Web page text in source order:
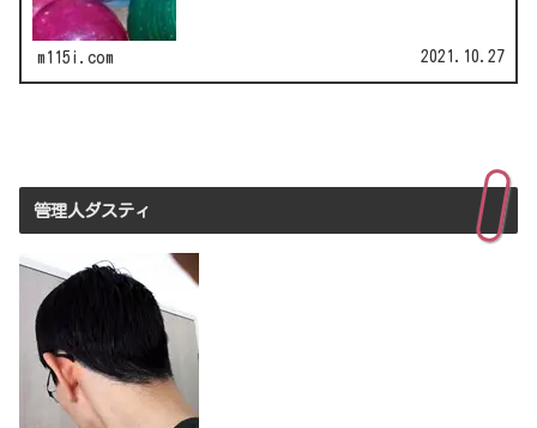
m115i.com 2021.10.27
管理人ダスティ